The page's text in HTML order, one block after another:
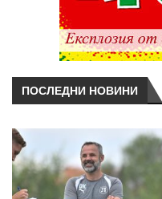
ПОСЛЕДНИ НОВИНИ